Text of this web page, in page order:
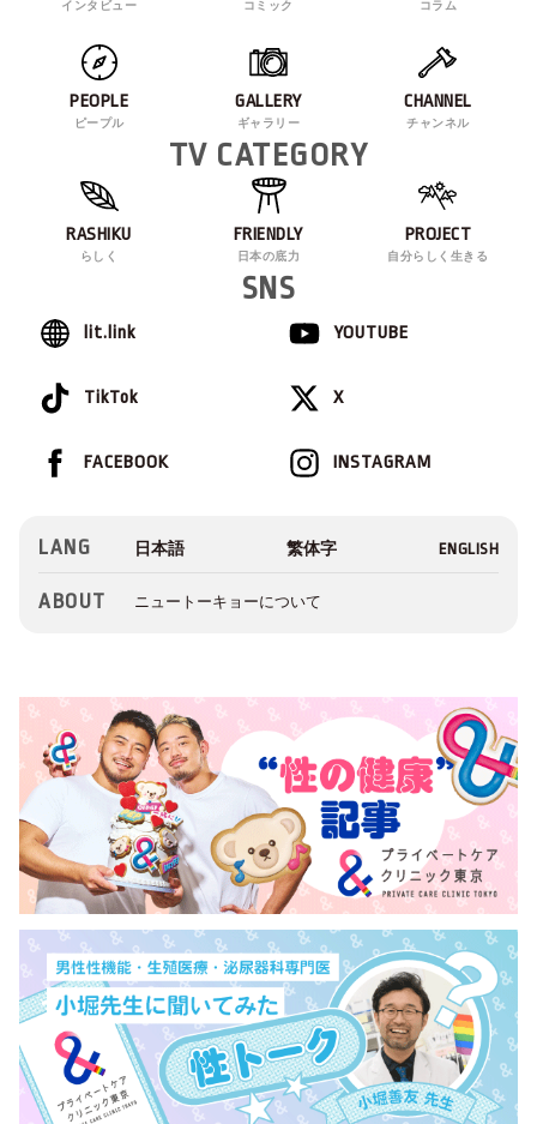
インタビュー コミック コラム
PEOPLE
ピープル
GALLERY
ギャラリー
CHANNEL
チャンネル
TV CATEGORY
RASHIKU
らしく
FRIENDLY
日本の底力
PROJECT
自分らしく生きる
SNS
lit.link YOUTUBE
TikTok X
INSTAGRAM
FACEBOOK
LANG
ABOUT ニュートーキョーについて